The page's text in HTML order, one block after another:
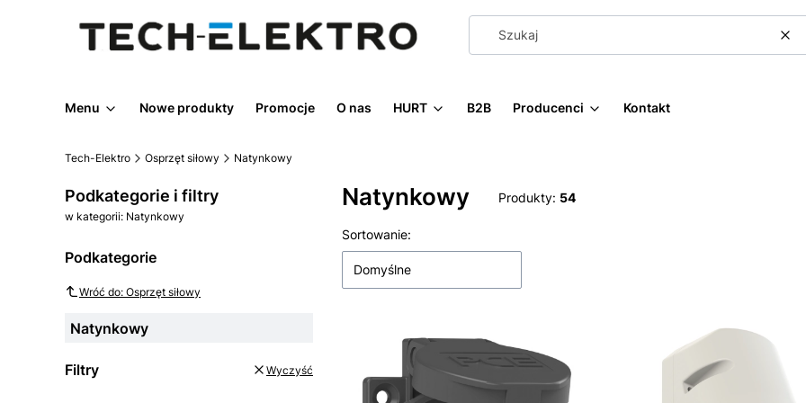
Menu Nowe produkty Promocje O nas HURT B2B Producenci Kontakt
Tech-Elektro Osprzęt siłowy Natynkowy
Podkategorie i filtry
w kategorii: Natynkowy
Podkategorie
Wróć do: Osprzęt siłowy
Natynkowy
Filtry Wyczyść
Natynkowy Produkty: 54
Lista produktów
Sortowanie:
Domyślne